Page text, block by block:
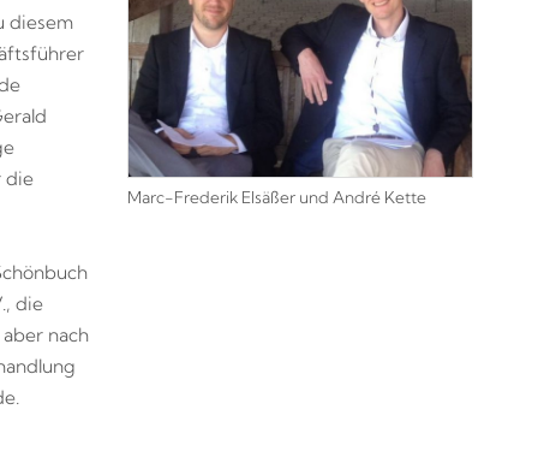
diesem
die
die
nach
Marc-Frederik Elsäßer und André Kette